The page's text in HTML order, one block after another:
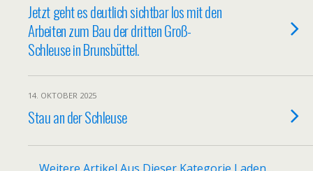
Jetzt geht es deutlich sichtbar los mit den
Arbeiten zum Bau der dritten Groß-
Schleuse in Brunsbüttel.
14. OKTOBER 2025
Stau an der Schleuse